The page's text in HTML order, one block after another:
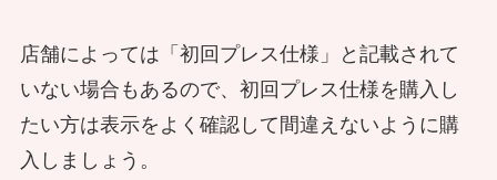
店舗によっては「初回プレス仕様」と記載されて
いない場合もあるので、初回プレス仕様を購入し
たい方は表示をよく確認して間違えないように購
入しましょう。